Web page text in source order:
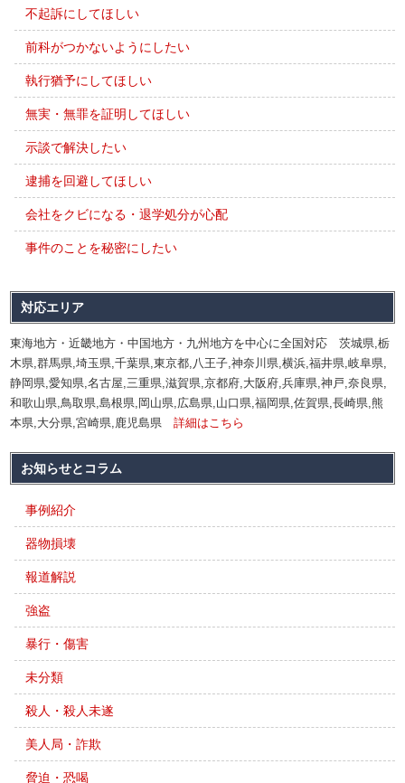
不起訴にしてほしい
前科がつかないようにしたい
執行猶予にしてほしい
無実・無罪を証明してほしい
示談で解決したい
逮捕を回避してほしい
会社をクビになる・退学処分が心配
事件のことを秘密にしたい
対応エリア
東海地方・近畿地方・中国地方・九州地方を中心に全国対応 茨城県,栃
木県,群馬県,埼玉県,千葉県,東京都,八王子,神奈川県,横浜,福井県,岐阜県,
静岡県,愛知県,名古屋,三重県,滋賀県,京都府,大阪府,兵庫県,神戸,奈良県,
和歌山県,鳥取県,島根県,岡山県,広島県,山口県,福岡県,佐賀県,長崎県,熊
本県,大分県,宮崎県,鹿児島県詳細はこちら
お知らせとコラム
事例紹介
器物損壊
報道解説
強盗
暴行・傷害
未分類
殺人・殺人未遂
美人局・詐欺
脅迫・恐喝